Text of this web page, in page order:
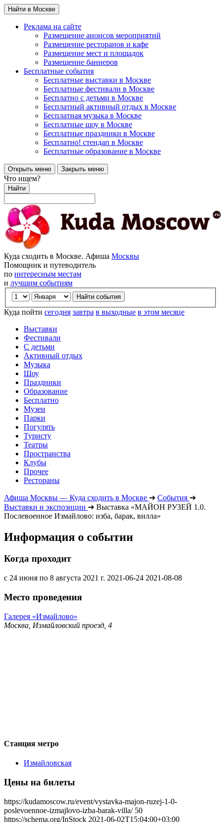
Найти в Москве
Реклама на сайте
Размещение анонсов мероприятий
Размещение ресторанов и кафе
Размещение мест и площадок
Размещение баннеров
Бесплатные события
Бесплатные выставки в Москве
Бесплатные фестивали в Москве
Бесплатно с детьми в Москве
Бесплатный активный отдых в Москве
Бесплатная музыка в Москве
Бесплатные шоу в Москве
Бесплатные праздники в Москве
Бесплатно! стендап в Москве
Бесплатные образование в Москве
Открыть меню Закрыть меню
Что ищем?
Найти
Куда сходить в Москве. Афиша Москвы
Помощник и путеводитель
по интересным местам
и лучшим событиям
Куда пойти сегодня завтра в выходные в этом месяце
Выставки
Фестивали
С детьми
Активный отдых
Музыка
Шоу
Праздники
Образование
Бесплатно
Музеи
Парки
Погулять
Туристу
Театры
Пространства
Клубы
Прочее
Рестораны
Афиша Москвы — Куда сходить в Москве ➔ События ➔
Выставки и экспозиции ➔ Выставка «МАЙОН РУЗЕЙ 1.0.
Послевоенное Измайлово: изба, барак, вилла»
Информация о событии
Когда проходит
с 24 июня по 8 августа 2021 г. 2021-06-24 2021-08-08
Место проведения
Галерея «Измайлово»
Москва, Измайловский проезд, 4
Станция метро
Измайловская
Цены на билеты
https://kudamoscow.ru/event/vystavka-majon-ruzej-1-0-
poslevoennoe-izmajlovo-izba-barak-villa/ 50
https://schema.org/InStock 2021-06-02T15:04:00+03:00